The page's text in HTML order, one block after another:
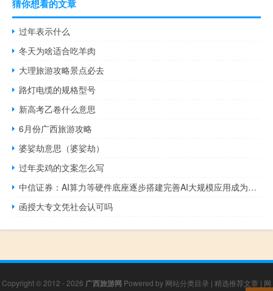
猜你想看的文章
过年表示什么
冬天为啥适合吃羊肉
大理旅游攻略景点必去
路灯电缆的规格型号
新高考乙卷什么意思
6月份广西旅游攻略
婆娑劫意思（婆娑劫）
过年卖鸡的文案怎么写
中信证券：AI算力等硬件底座逐步搭建完善AI大规模应用成为可能
函授大专文凭社会认可吗
Copyright © 2012 - 2026 广西旅游网 Powered by 网站分类目录 | 精选推荐文章 | 网